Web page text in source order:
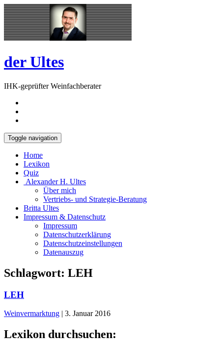
Skip
to
content
Open
Sidebar
der Ultes
IHK-geprüfter Weinfachberater
Toggle navigation
Home
Lexikon
Quiz
Alexander H. Ultes
Über mich
Vertriebs- und Strategie-Beratung
Britta Ultes
Impressum & Datenschutz
Impressum
Datenschutzerklärung
Datenschutzeinstellungen
Datenauszug
Schlagwort: LEH
LEH
Weinvermarktung | 3. Januar 2016
Lexikon durchsuchen: